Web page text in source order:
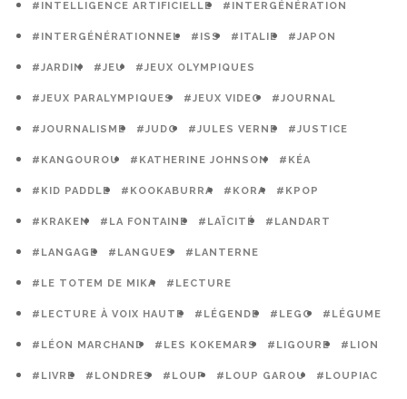
#INTELLIGENCE ARTIFICIELLE #INTERGÉNÉRATION
#INTERGÉNÉRATIONNEL #ISS #ITALIE #JAPON
#JARDIN #JEU #JEUX OLYMPIQUES
#JEUX PARALYMPIQUES #JEUX VIDEO #JOURNAL
#JOURNALISME #JUDO #JULES VERNE #JUSTICE
#KANGOUROU #KATHERINE JOHNSON #KÉA
#KID PADDLE #KOOKABURRA #KORA #KPOP
#KRAKEN #LA FONTAINE #LAÏCITÉ #LANDART
#LANGAGE #LANGUES #LANTERNE
#LE TOTEM DE MIKA #LECTURE
#LECTURE À VOIX HAUTE #LÉGENDE #LEGO #LÉGUME
#LÉON MARCHAND #LES KOKEMARS #LIGOURE #LION
#LIVRE #LONDRES #LOUP #LOUP GAROU #LOUPIAC